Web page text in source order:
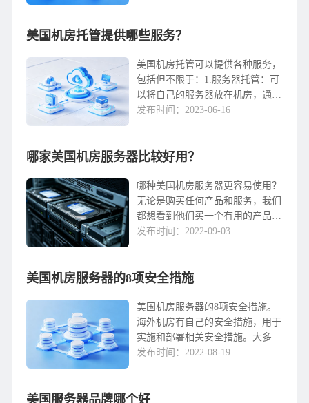
一直处于领先地位，可以为全球企
先，美国机房托管提供高性能和高
可用性的服务器托管服务。托管
服...
美国机房托管提供哪些服务？
美国机房托管可以提供各种服务，
包括但不限于：1.服务器托管：可
以将自己的服务器放在机房，通过
数据中心提供的网络服务来提供网
器，使用户可以根据自己的需要按
务：可以提供安全服务，包括防火
墙、反病毒软件、安全审计、入...
发布时间：2023-06-16
哪家美国机房服务器比较好用？
哪种美国机房服务器更容易使用？
无论是购买任何产品和服务，我们
都想看到他们买一个有用的产品或
服务，因为美国服务器这个国外产
判断租赁的美国服务器是否有用？
美国服务器？首先，我们需要知道
什么是好的美国服务器，如良好
的...
发布时间：2022-09-03
美国机房服务器的8项安全措施
美国机房服务器的8项安全措施。
海外机房有自己的安全措施，用于
实施和部署相关安全措施。大多数
海外机房都符合安全标准，现有的
实施海外机房保护美国服务器的措
发布时间：2022-08-19
美国服务器品牌哪个好